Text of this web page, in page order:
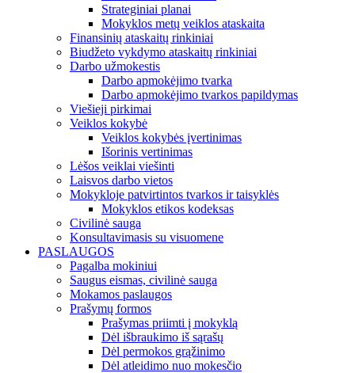
Strateginiai planai
Mokyklos metų veiklos ataskaita
Finansinių ataskaitų rinkiniai
Biudžeto vykdymo ataskaitų rinkiniai
Darbo užmokestis
Darbo apmokėjimo tvarka
Darbo apmokėjimo tvarkos papildymas
Viešieji pirkimai
Veiklos kokybė
Veiklos kokybės įvertinimas
Išorinis vertinimas
Lėšos veiklai viešinti
Laisvos darbo vietos
Mokykloje patvirtintos tvarkos ir taisyklės
Mokyklos etikos kodeksas
Civilinė sauga
Konsultavimasis su visuomene
PASLAUGOS
Pagalba mokiniui
Saugus eismas, civilinė sauga
Mokamos paslaugos
Prašymų formos
Prašymas priimti į mokyklą
Dėl išbraukimo iš sąrašų
Dėl permokos grąžinimo
Dėl atleidimo nuo mokesčio